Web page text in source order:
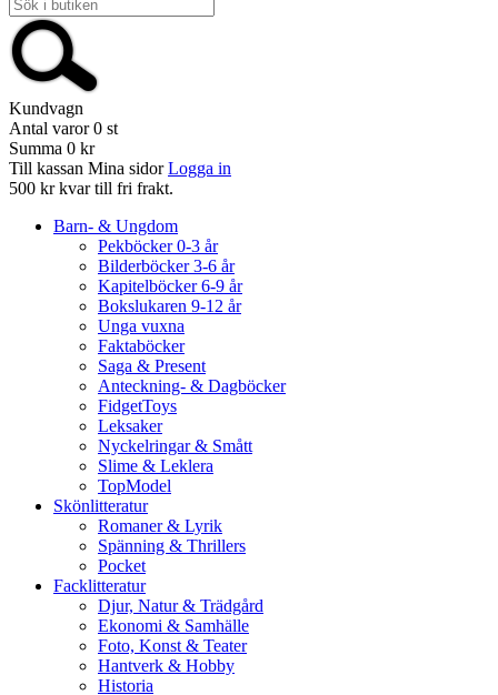
Kundvagn
Antal varor 0 st
Summa 0 kr
Till kassan Mina sidor Logga in
500 kr kvar till fri frakt.
Barn- & Ungdom
Pekböcker 0-3 år
Bilderböcker 3-6 år
Kapitelböcker 6-9 år
Bokslukaren 9-12 år
Unga vuxna
Faktaböcker
Saga & Present
Anteckning- & Dagböcker
FidgetToys
Leksaker
Nyckelringar & Smått
Slime & Leklera
TopModel
Skönlitteratur
Romaner & Lyrik
Spänning & Thrillers
Pocket
Facklitteratur
Djur, Natur & Trädgård
Ekonomi & Samhälle
Foto, Konst & Teater
Hantverk & Hobby
Historia